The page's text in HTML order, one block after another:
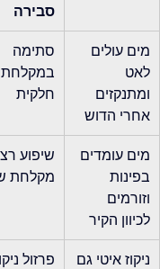
סבירה
מים עולים
לאט
ומתנקזים
אחרי הדוש
סתימה
במקלחת
חלקית
מים עומדים
בפינות
וזורמים
לכיוון הקיר
שיפוע
מקלחת
ניקוז איטי גם פרזול